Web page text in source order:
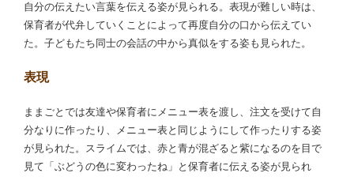
自分の伝えたい言葉を伝える姿が見られる。表現が難しい時は、
保育者が代弁していくことによって再度自分の口から伝えてい
た。子どもたち同士の会話の中から真似をする姿も見られた。
表現
ままごとでは友達や保育者にメニュー表を渡し、注文を受けて自
分なりに作ったり、メニュー表と同じようにして作ったりする姿
が見られた。スライムでは、赤と青が混ざると紫になるのを目で
見て「ぶどうの色に変わったね」と保育者に伝える姿が見られ